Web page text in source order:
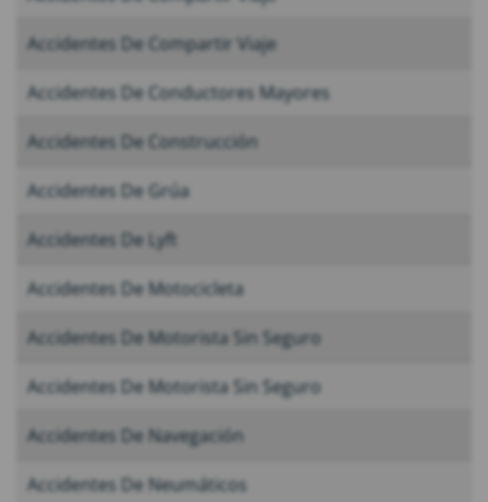
Accidentes De Compartir Viaje
Accidentes De Conductores Mayores
Accidentes De Construcción
Accidentes De Grúa
Accidentes De Lyft
Accidentes De Motocicleta
Accidentes De Motorista Sin Seguro
Accidentes De Motorista Sin Seguro
Accidentes De Navegación
Accidentes De Neumáticos